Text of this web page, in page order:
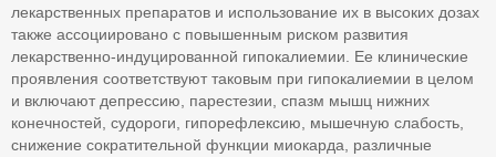
лекарственных препаратов и использование их в высоких дозах
также ассоциировано с повышенным риском развития
лекарственно-индуцированной гипокалиемии. Ее клинические
проявления соответствуют таковым при гипокалиемии в целом
и включают депрессию, парестезии, спазм мышц нижних
конечностей, судороги, гипорефлексию, мышечную слабость,
снижение сократительной функции миокарда, различные